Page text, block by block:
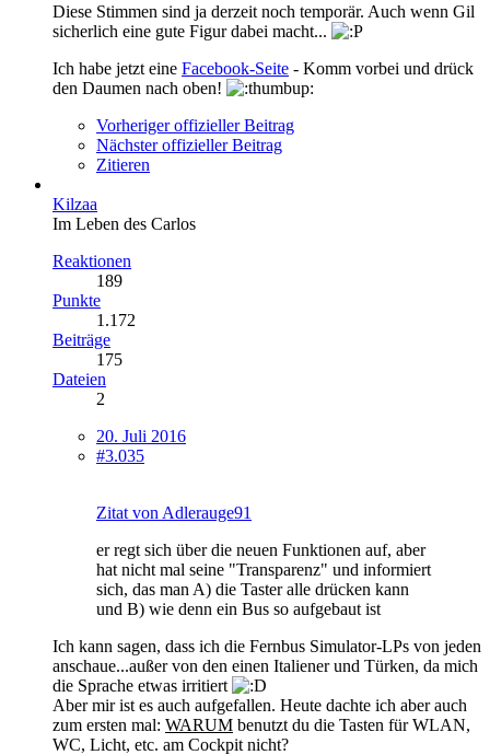
Diese Stimmen sind ja derzeit noch temporär. Auch wenn Gil
sicherlich eine gute Figur dabei macht...
Ich habe jetzt eine Facebook-Seite - Komm vorbei und drück
den Daumen nach oben!
Vorheriger offizieller Beitrag
Nächster offizieller Beitrag
Zitieren
Kilzaa
Im Leben des Carlos
Reaktionen
189
Punkte
1.172
Beiträge
175
Dateien
2
20. Juli 2016
#3.035
Zitat von Adlerauge91
er regt sich über die neuen Funktionen auf, aber
hat nicht mal seine "Transparenz" und informiert
sich, das man A) die Taster alle drücken kann
und B) wie denn ein Bus so aufgebaut ist
Ich kann sagen, dass ich die Fernbus Simulator-LPs von jeden
anschaue...außer von den einen Italiener und Türken, da mich
die Sprache etwas irritiert
Aber mir ist es auch aufgefallen. Heute dachte ich aber auch
zum ersten mal: WARUM benutzt du die Tasten für WLAN,
WC, Licht, etc. am Cockpit nicht?